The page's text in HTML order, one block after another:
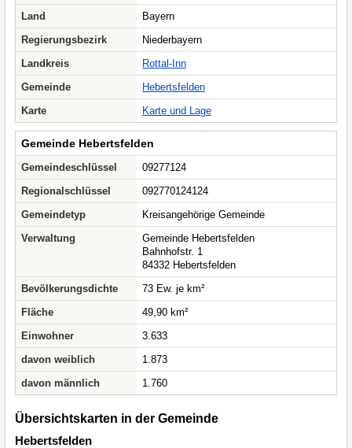
Land
Bayern
Regierungsbezirk
Niederbayern
Landkreis
Rottal-Inn
Gemeinde
Hebertsfelden
Karte
Karte und Lage
Gemeinde Hebertsfelden
Gemeindeschlüssel
09277124
Regionalschlüssel
092770124124
Gemeindetyp
Kreisangehörige Gemeinde
Verwaltung
Gemeinde Hebertsfelden
Bahnhofstr. 1
84332 Hebertsfelden
Bevölkerungsdichte
73 Ew. je km²
Fläche
49,90 km²
Einwohner
3.633
davon weiblich
1.873
davon männlich
1.760
Übersichtskarten in der Gemeinde
Hebertsfelden